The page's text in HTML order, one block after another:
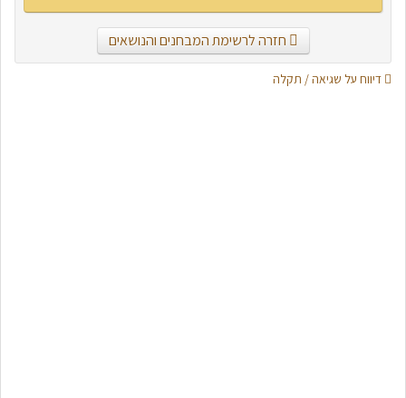
חזרה לרשימת המבחנים והנושאים
דיווח על שגיאה / תקלה